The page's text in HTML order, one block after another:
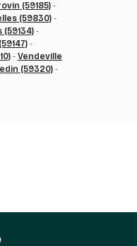
(59185) -
(59830) -
(59134) -
-
- Vendeville
(59320) -